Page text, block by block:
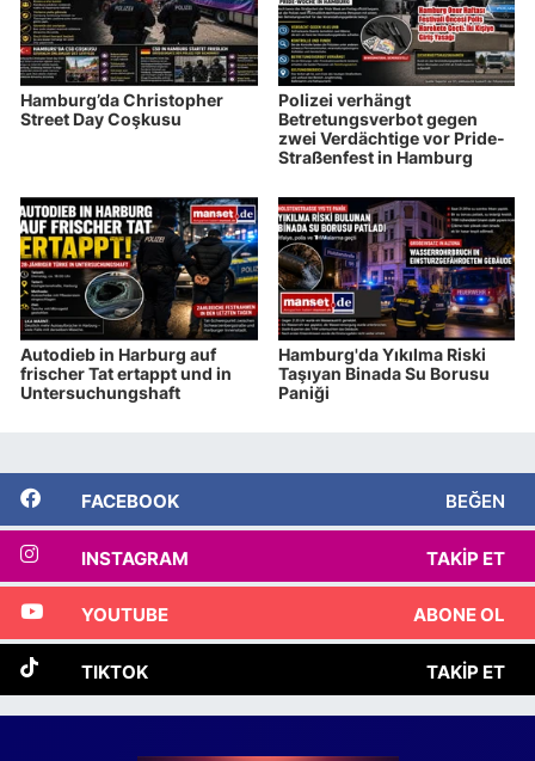
Hamburg’da Christopher
Street Day Coşkusu
Polizei verhängt
Betretungsverbot gegen
zwei Verdächtige vor Pride-
Straßenfest in Hamburg
Autodieb in Harburg auf
frischer Tat ertappt und in
Untersuchungshaft
Hamburg'da Yıkılma Riski
Taşıyan Binada Su Borusu
Paniği
FACEBOOK BEĞEN
INSTAGRAM TAKIP ET
YOUTUBE ABONE OL
TIKTOK TAKIP ET